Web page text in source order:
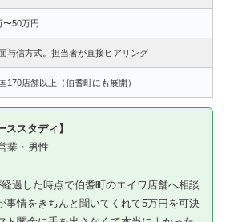
〜50万円
与信方式。担当者が直接ヒアリング
170店舗以上（伯耆町にも展開）
ススタディ】
業・男性
経過した時点で伯耆町のエイワ店舗へ相談
事情をきちんと聞いてくれて5万円を可決